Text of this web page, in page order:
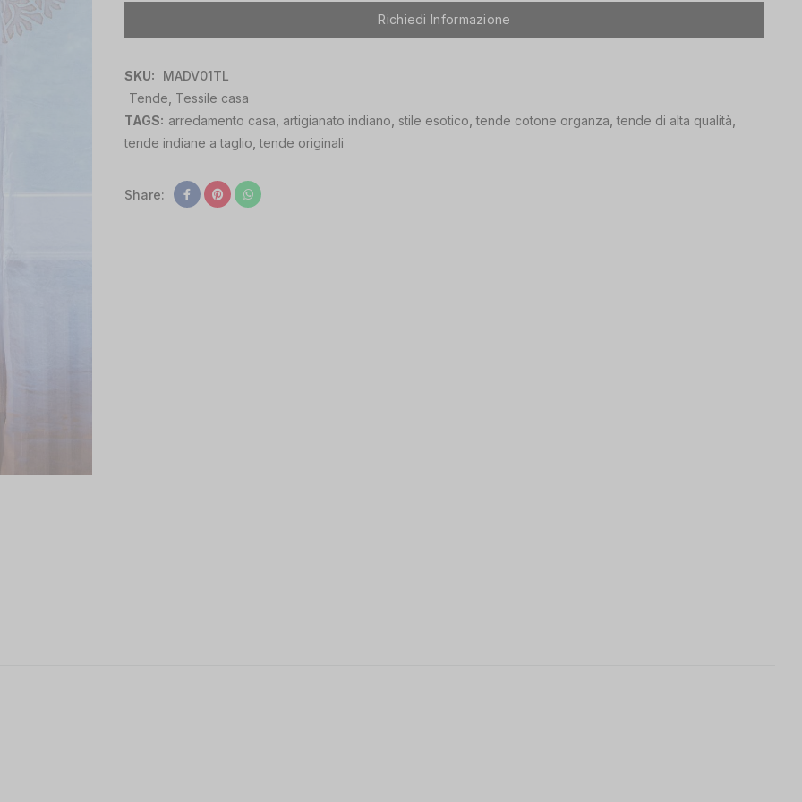
Richiedi Informazione
SKU:
MADV01TL
Tende Tessile casa
TAGS: arredamento casa artigianato indiano stile esotico ,tende cotone organza ,tende di alta qualità
tende indiane a taglio ,tende originali
Share: